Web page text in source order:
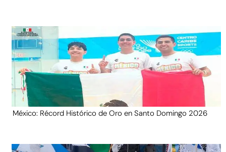
México: Récord Histórico de Oro en Santo Domingo 2026